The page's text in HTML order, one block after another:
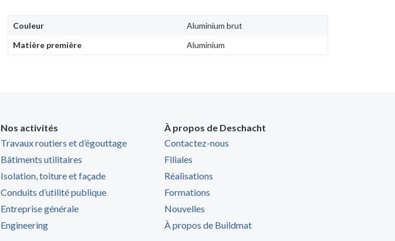
Couleur
Aluminium brut
Matière première
Aluminium
Nos activités
Travaux routiers et d’égouttage
Bâtiments utilitaires
Isolation, toiture et façade
Conduits d’utilité publique
Entreprise générale
Engineering
À propos de Deschacht
Contactez-nous
Filiales
Réalisations
Formations
Nouvelles
À propos de Buildmat